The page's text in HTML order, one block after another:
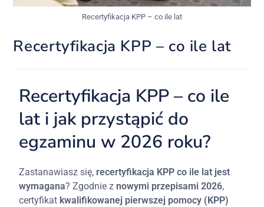
Recertyfikacja KPP – co ile lat
Recertyfikacja KPP – co ile lat
Recertyfikacja KPP – co ile
lat i jak przystąpić do
egzaminu w 2026 roku?
Zastanawiasz się, recertyfikacja KPP co ile lat jest
wymagana? Zgodnie z nowymi przepisami 2026,
certyfikat kwalifikowanej pierwszej pomocy (KPP)